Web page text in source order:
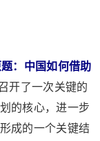
：中国如何借助
开了一次关键的
的核心，进一步
成的一个关键结